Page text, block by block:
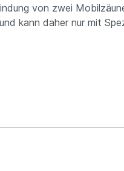
von zwei
kann daher nur mit